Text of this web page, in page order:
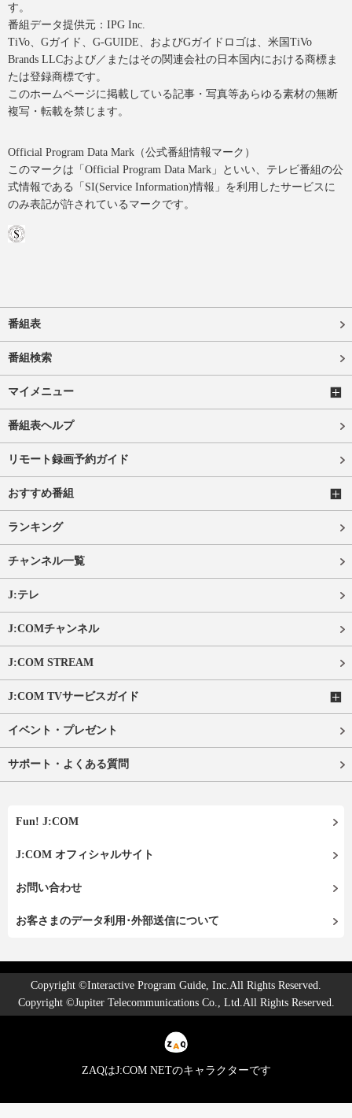
す。
番組データ提供元：IPG Inc.
TiVo、Gガイド、G-GUIDE、およびGガイドロゴは、米国TiVo
Brands LLCおよび／またはその関連会社の日本国内における商標ま
たは登録商標です。
このホームページに掲載している記事・写真等あらゆる素材の無断
複写・転載を禁じます。
Official Program Data Mark（公式番組情報マーク）
このマークは「Official Program Data Mark」といい、テレビ番組の公
式情報である「SI(Service Information)情報」を利用したサービスに
のみ表記が許されているマークです。
番組表
番組検索
マイメニュー
番組表ヘルプ
リモート録画予約ガイド
おすすめ番組
ランキング
チャンネル一覧
J:テレ
J:COMチャンネル
J:COM STREAM
J:COM TVサービスガイド
イベント・プレゼント
サポート・よくある質問
Fun! J:COM
J:COM オフィシャルサイト
お問い合わせ
お客さまのデータ利用･外部送信について
Copyright ©Interactive Program Guide, Inc.All Rights Reserved.
Copyright ©Jupiter Telecommunications Co., Ltd.All Rights Reserved.
ZAQはJ:COM NETのキャラクターです